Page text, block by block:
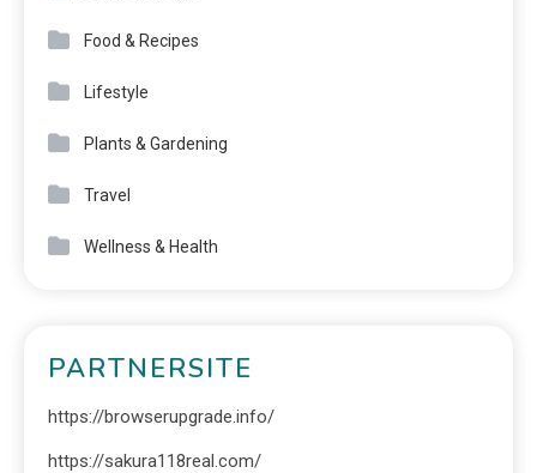
Food & Recipes
Lifestyle
Plants & Gardening
Travel
Wellness & Health
PARTNERSITE
https://browserupgrade.info/
https://sakura118real.com/